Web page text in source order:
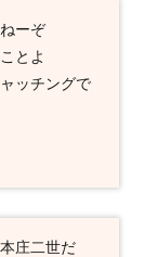
ーぞ
とよ
ッチングで
庄二世だ